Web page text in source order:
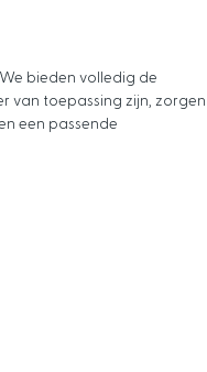
bieden volledig de
toepassing zijn, zorgen
een passende